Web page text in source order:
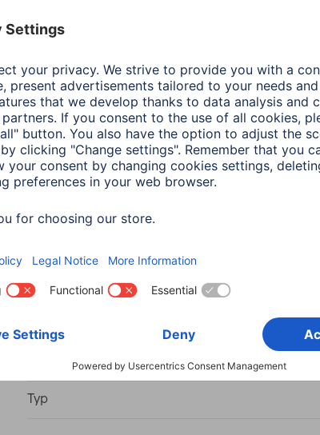
Kolor
Kolor strony
Odcień koloru
Wzór/ motyw
Picture Size/Maximum Number of Photos
Oprawa
Typ